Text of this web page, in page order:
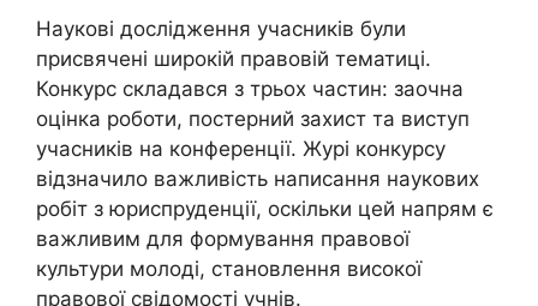
Наукові дослідження учасників були
присвячені широкій правовій тематиці.
Конкурс складався з трьох частин: заочна
оцінка роботи, постерний захист та виступ
учасників на конференції. Журі конкурсу
відзначило важливість написання наукових
робіт з юриспруденції, оскільки цей напрям є
важливим для формування правової
культури молоді, становлення високої
правової свідомості учнів.